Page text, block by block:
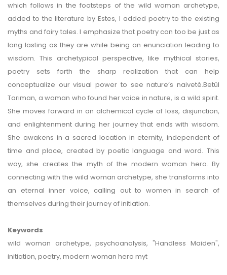
which follows in the footsteps of the wild woman archetype,
added to the literature by Estes, I added poetry to the existing
myths and fairy tales. I emphasize that poetry can too be just as
long lasting as they are while being an enunciation leading to
wisdom. This archetypical perspective, like mythical stories,
poetry sets forth the sharp realization that can help
conceptualize our visual power to see nature’s naiveté.Betül
Tarıman, a woman who found her voice in nature, is a wild spirit.
She moves forward in an alchemical cycle of loss, disjunction,
and enlightenment during her journey that ends with wisdom.
She awakens in a sacred location in eternity, independent of
time and place, created by poetic language and word. This
way, she creates the myth of the modern woman hero. By
connecting with the wild woman archetype, she transforms into
an eternal inner voice, calling out to women in search of
themselves during their journey of initiation.
Keywords
wild woman archetype, psychoanalysis, "Handless Maiden",
initiation, poetry, modern woman hero myt